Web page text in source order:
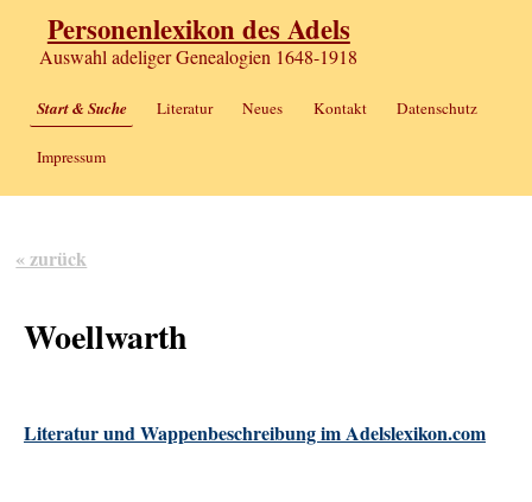
Personenlexikon des Adels
Auswahl adeliger Genealogien 1648-1918
Start & Suche Literatur Neues Kontakt Datenschutz
Impressum
« zurück
Woellwarth
Literatur und Wappenbeschreibung im Adelslexikon.com